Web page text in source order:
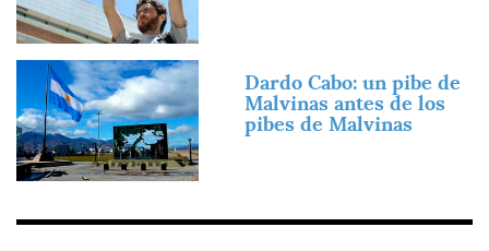
Imagen
Dardo Cabo: un pibe de
Malvinas antes de los
pibes de Malvinas